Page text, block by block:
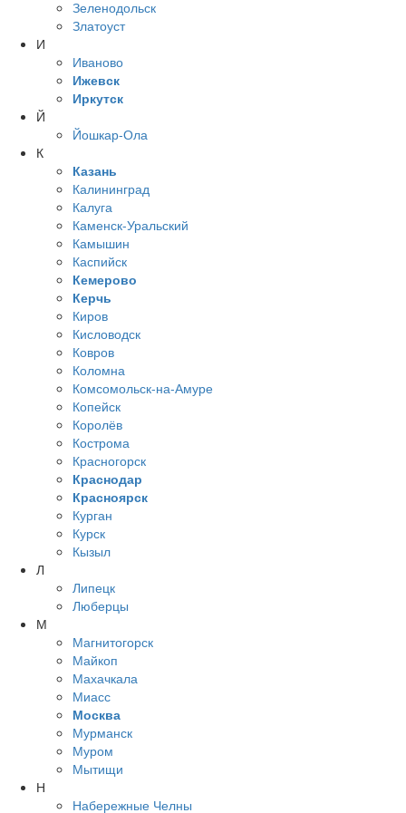
Зеленодольск
Златоуст
И
Иваново
Ижевск
Иркутск
Й
Йошкар-Ола
К
Казань
Калининград
Калуга
Каменск-Уральский
Камышин
Каспийск
Кемерово
Керчь
Киров
Кисловодск
Ковров
Коломна
Комсомольск-на-Амуре
Копейск
Королёв
Кострома
Красногорск
Краснодар
Красноярск
Курган
Курск
Кызыл
Л
Липецк
Люберцы
М
Магнитогорск
Майкоп
Махачкала
Миасс
Москва
Мурманск
Муром
Мытищи
Н
Набережные Челны